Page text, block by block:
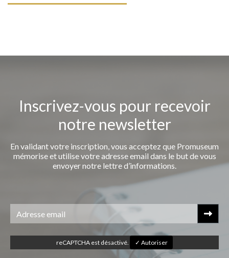
Inscrivez-vous pour recevoir
notre newsletter
En validant votre inscription, vous acceptez que Promuseum
mémorise et utilise votre adresse email dans le but de vous
envoyer notre lettre d’informations.
reCAPTCHA est désactivé. ✓ Autoriser